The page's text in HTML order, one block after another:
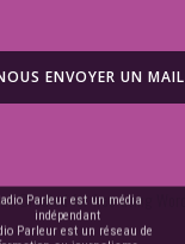
ENVOYER UN MAIL
Created for free using
Parleur est un média
indépendant
Parleur est un réseau de